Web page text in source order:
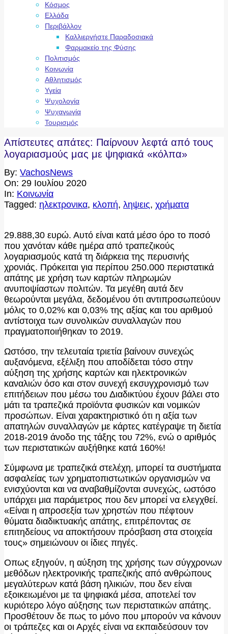
Κόσμος
Ελλάδα
Περιβάλλον
Καλλιεργήστε Παραδοσιακά
Φαρμακείο της Φύσης
Πολιτισμός
Κοινωνία
Αθλητισμός
Υγεία
Ψυχολογία
Ψυχαγωγία
Τουρισμός
Απίστευτες απάτες: Παίρνουν λεφτά από τους
λογαριασμούς μας με ψηφιακά «κόλπα»
By: VachosNews
On: 29 Ιουλίου 2020
In: Κοινωνία
Tagged: ηλεκτρονικα, κλοπή, ληψεις, χρήματα
29.888,30 ευρώ. Αυτό είναι κατά μέσο όρο το ποσό
που χανόταν κάθε ημέρα από τραπεζικούς
λογαριασμούς κατά τη διάρκεια της περυσινής
χρονιάς. Πρόκειται για περίπου 250.000 περιστατικά
απάτης με χρήση των καρτών πληρωμών
ανυποψίαστων πολιτών. Τα μεγέθη αυτά δεν
θεωρούνται μεγάλα, δεδομένου ότι αντιπροσωπεύουν
μόλις το 0,02% και 0,03% της αξίας και του αριθμού
αντίστοιχα των συνολικών συναλλαγών που
πραγματοποιήθηκαν το 2019.
Ωστόσο, την τελευταία τριετία βαίνουν συνεχώς
αυξανόμενα, εξέλιξη που αποδίδεται τόσο στην
αύξηση της χρήσης καρτών και ηλεκτρονικών
καναλιών όσο και στον συνεχή εκσυγχρονισμό των
επιτήδειων που μέσω του Διαδικτύου έχουν βάλει στο
μάτι τα τραπεζικά προϊόντα φυσικών και νομικών
προσώπων. Είναι χαρακτηριστικό ότι η αξία των
απατηλών συναλλαγών με κάρτες κατέγραψε τη διετία
2018-2019 άνοδο της τάξης του 72%, ενώ ο αριθμός
των περιστατικών αυξήθηκε κατά 160%!
Σύμφωνα με τραπεζικά στελέχη, μπορεί τα συστήματα
ασφαλείας των χρηματοπιστωτικών οργανισμών να
ενισχύονται και να αναβαθμίζονται συνεχώς, ωστόσο
υπάρχει μια παράμετρος που δεν μπορεί να ελεγχθεί.
«Είναι η απροσεξία των χρηστών που πέφτουν
θύματα διαδικτυακής απάτης, επιτρέποντας σε
επιτηδείους να αποκτήσουν πρόσβαση στα στοιχεία
τους» σημειώνουν οι ίδιες πηγές.
Οπως εξηγούν, η αύξηση της χρήσης των σύγχρονων
μεθόδων ηλεκτρονικής τραπεζικής από ανθρώπους
μεγαλύτερων κατά βάση ηλικιών, που δεν είναι
εξοικειωμένοι με τα ψηφιακά μέσα, αποτελεί τον
κυριότερο λόγο αύξησης των περιστατικών απάτης.
Προσθέτουν δε πως το μόνο που μπορούν να κάνουν
οι τράπεζες και οι Αρχές είναι να εκπαιδεύσουν τον